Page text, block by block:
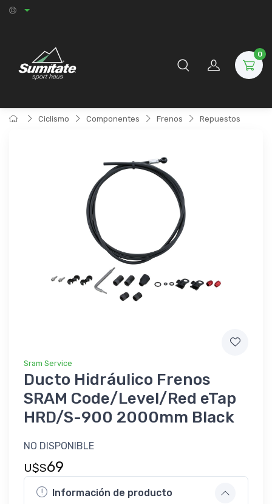
0
Ciclismo Componentes Frenos Repuestos
Sram Service
Ducto Hidráulico Frenos
SRAM Code/Level/Red eTap
HRD/S-900 2000mm Black
NO DISPONIBLE
U$S69
Información de producto